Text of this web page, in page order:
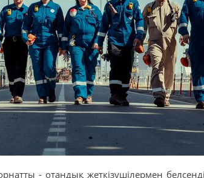
- отандық жеткізушілермен белсенді